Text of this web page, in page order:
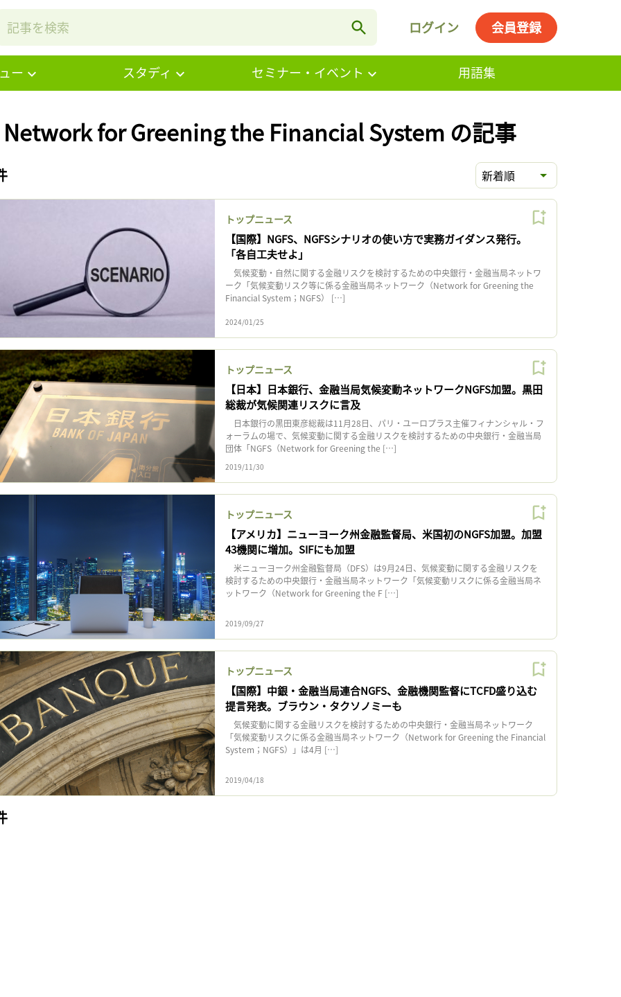
ログイン 会員登録
ー スタディ セミナー・イベント 用語集
for Greening the Financial System の記事
新着順
トップニュース
【国際】NGFS、NGFSシナリオの使い方で実務ガイダンス発行。
「各自工夫せよ」
気候変動・自然に関する金融リスクを検討するための中央銀行・金融当局ネットワ
ーク「気候変動リスク等に係る金融当局ネットワーク（Network for Greening the
Financial System；NGFS） […]
2024/01/25
トップニュース
【日本】日本銀行、金融当局気候変動ネットワークNGFS加盟。黒田
総裁が気候関連リスクに言及
日本銀行の黒田東彦総裁は11月28日、パリ・ユーロプラス主催フィナンシャル・フ
ォーラムの場で、気候変動に関する金融リスクを検討するための中央銀行・金融当局
団体「NGFS（Network for Greening the […]
2019/11/30
トップニュース
【アメリカ】ニューヨーク州金融監督局、米国初のNGFS加盟。加盟
43機関に増加。SIFにも加盟
米ニューヨーク州金融監督局（DFS）は9月24日、気候変動に関する金融リスクを
検討するための中央銀行・金融当局ネットワーク「気候変動リスクに係る金融当局ネ
ットワーク（Network for Greening the F […]
2019/09/27
トップニュース
【国際】中銀・金融当局連合NGFS、金融機関監督にTCFD盛り込む
提言発表。ブラウン・タクソノミーも
気候変動に関する金融リスクを検討するための中央銀行・金融当局ネットワーク
「気候変動リスクに係る金融当局ネットワーク（Network for Greening the Financial
System；NGFS）」は4月 […]
2019/04/18